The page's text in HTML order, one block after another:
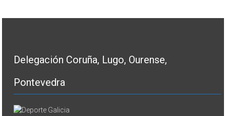
Delegación Coruña, Lugo, Ourense,
Pontevedra